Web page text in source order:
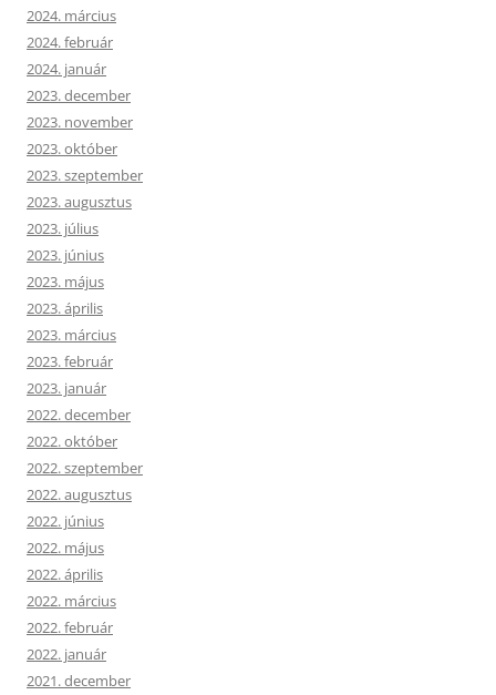
2024. március
2024. február
2024. január
2023. december
2023. november
2023. október
2023. szeptember
2023. augusztus
2023. július
2023. június
2023. május
2023. április
2023. március
2023. február
2023. január
2022. december
2022. október
2022. szeptember
2022. augusztus
2022. június
2022. május
2022. április
2022. március
2022. február
2022. január
2021. december